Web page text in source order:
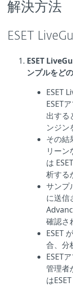
解決方法
ESET
ESET
ンプルをど
ESET
ESET
出する
ンジン
その結
リー
は
析する
サンプ
に送信
確認さ
ESET
合、分
ESET
管理者
は